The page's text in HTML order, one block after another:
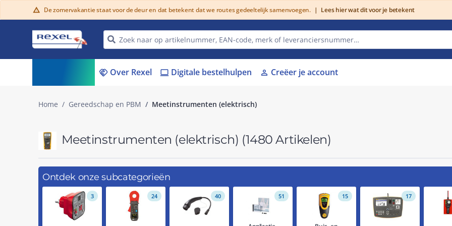
warning De zomervakantie staat voor de deur en dat betekent dat we routes gedeeltelijk samenvoegen. | Lees hier wat dit voor je betekent
handshake Over Rexel laptop Digitale bestelhulpen person Creëer je account
Home Gereedschap en PBM Meetinstrumenten (elektrisch)
Meetinstrumenten (elektrisch) (1480 Artikelen)
Ontdek onze subcategorieën
3 24 40 51 15 17